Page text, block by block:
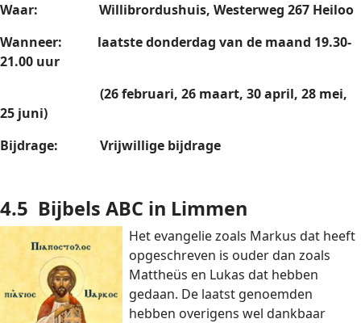
Waar: Willibrordushuis, Westerweg 267 Heiloo
Wanneer: laatste donderdag van de maand 19.30-
21.00 uur
(26 februari, 26 maart, 30 april, 28 mei,
25 juni)
Bijdrage: Vrijwillige bijdrage
4.5 Bijbels ABC in Limmen
Het evangelie zoals Markus dat heeft
opgeschreven is ouder dan zoals
Mattheüs en Lukas dat hebben
gedaan. De laatst genoemden
hebben overigens wel dankbaar